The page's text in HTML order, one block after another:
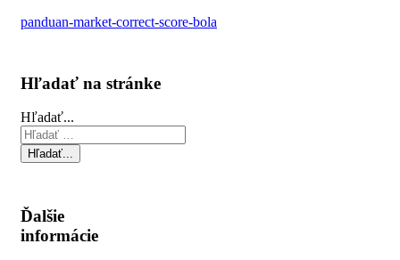
panduan-market-correct-score-bola
Hľadať na stránke
Hľadať...
Hľadať...
Ďalšie
informácie